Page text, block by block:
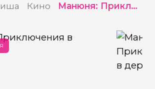
Кино Манюня: Приключения в деревне